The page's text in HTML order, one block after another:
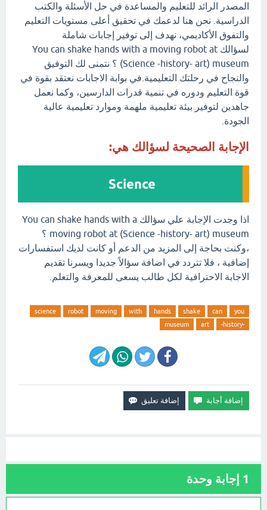
المصدر الرائد للتعليم والمساعدة في حل الأسئلة والكتب
الدراسية. نحن هنا لدعمك في تحقيق أعلى مستويات التعليم
والتفوق الأكاديمي، نهدف إلى توفير إجابات شاملة
لسؤالك You can shake hands with a moving robot at
(Science -history- art) museum ؟ نتمنى لك التوفيق
والنجاح في رحلتك التعليمية.في بوابة الاجابات نعتقد بقوة في
قوة التعليم ودوره في تنمية قدرات الدارسين، وكما نعمل
جاهدين لتوفير بيئة تعليمية ملهمة وموارد تعليمية عالية
الجودة.
الإجابة الصحيحة لسؤالك هي:
Science
اذا وجدت الإجابة علي سؤالك You can shake hands with a
moving robot at (Science -history- art) museum ؟
،وكنت بحاجة إلى المزيد من الدعم أو كانت لديك استفسارات
إضافية ، فلا تتردد في اضافة سؤالاً جديدا ويسرنا تقديم
الاجابة الاحترافية لكل طالب يسعى للمعرفة والتعلم.
you
can
shake
hands
with
moving
robot
science
-history-
art
museum
1 إجابة وحدة